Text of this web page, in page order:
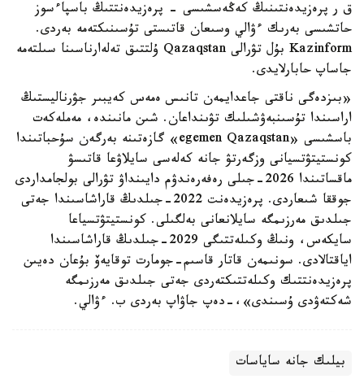
ق ر پرەزيدەنتىنىڭ كەڭەسشىسى - پرەزيدەنتتىڭ باسپاءسوز
حاتشىسى بەرىك ءۋالي وسىعان قاتىستى تۇسىنىكتەمە بەردى.
Kazinform بۇل تۋرالى Qazaqstan ۇلتتىق تەلەارناسىنا سىلتەمە
جاساپ حابارلايدى.
«بىزدەگى ناقتى جاعدايمەن تانىس ەمەس كەيبىر جۋرناليستىڭ
اراسىندا تۇسىنبەۋشىلىك تۋىنداعان. شىن مانىندە، مەملەكەت
باسشىسى «egemen Qazaqstan» گازەتىنە بەرگەن سۇحباتىندا
كونستيتۋتسيانى وزگەرتۋ جانە كەلەسى سايلاۋعا قاتىسۋ
ماقساتىندا 2026-جىلى رەفەرەندۋم دايىنداۋ تۋرالى بولجامداردى
جوققا شىعاردى. پرەزيدەنت 2022-جىلدىڭ قاراشاسىندا جەتى
جىلدىق مەرزىمگە سايلانعانى بەلگىلى. كونستيتۋتسياعا
سايكەس، ونىڭ وكىلەتتىگى 2029-جىلدىڭ قاراشاسىندا
اياقتالادى. سونىمەن قاتار قاسىم-جومارت توقايەۆ بۇعان دەيىن
پرەزيدەنتتىك وكىلەتتىكتەردى جەتى جىلدىق مەرزىمگە
شەكتەۋدى ۇسىندى»،-دەپ جاۋاپ بەردى ب. ءۋالي.
بيلىك جانە ساياسات